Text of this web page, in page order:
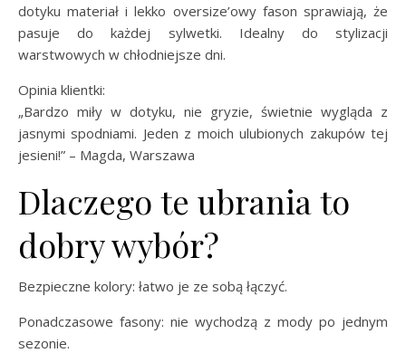
dotyku materiał i lekko oversize’owy fason sprawiają, że
pasuje do każdej sylwetki. Idealny do stylizacji
warstwowych w chłodniejsze dni.
Opinia klientki:
„Bardzo miły w dotyku, nie gryzie, świetnie wygląda z
jasnymi spodniami. Jeden z moich ulubionych zakupów tej
jesieni!” – Magda, Warszawa
Dlaczego te ubrania to
dobry wybór?
Bezpieczne kolory: łatwo je ze sobą łączyć.
Ponadczasowe fasony: nie wychodzą z mody po jednym
sezonie.